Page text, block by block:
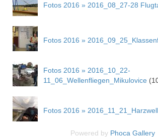
Fotos 2016 » 2016_08_27-28
Fotos 2016 »
Fotos 2016 » 2016_10_22-
11_06_Wellenfliegen_Mikulovice
Fotos 2016 »
Powered by Phoca Gallery